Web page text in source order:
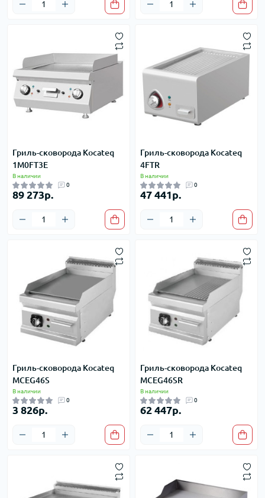
Гриль-сковорода Kocateq
1M0FT3E
В наличии
0
89 273р.
Гриль-сковорода Kocateq
4FTR
В наличии
0
47 441р.
Гриль-сковорода Kocateq
MCEG46S
В наличии
0
3 826р.
Гриль-сковорода Kocateq
MCEG46SR
В наличии
0
62 447р.